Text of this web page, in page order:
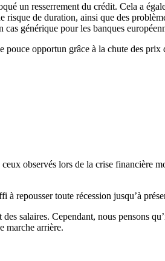
un resserrement du crédit. Cela a
de duration, ainsi que des
générique pour les banques
opportun grâce à la chute des prix
observés lors de la crise financière
repousser toute récession jusqu’à
salaires. Cependant, nous pensons
marche arrière.